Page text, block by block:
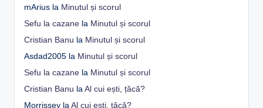
mArius la Minutul și scorul
Sefu la cazane la Minutul și scorul
Cristian Banu la Minutul și scorul
Asdad2005 la Minutul și scorul
Sefu la cazane la Minutul și scorul
Cristian Banu la Al cui ești, țâcă?
Morrissey la Al cui ești, țâcă?